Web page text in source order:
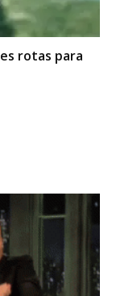
rotas para